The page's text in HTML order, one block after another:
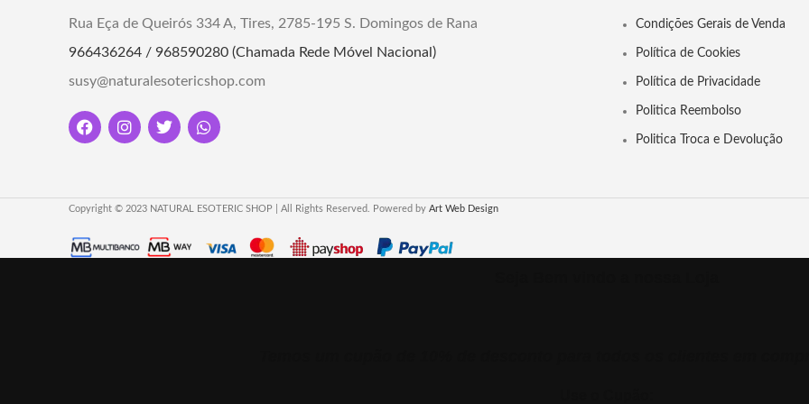
Aproveite a magia ao seu
encantamentos de todo o
Rua Eça de Queirós 334 A, Tires, 2785-195 S. Domingos de Rana
966436264 / 968590280 (Chamada Rede Móvel Nacional)
susy@naturalesotericshop.com
Condições Gerais de Venda
Política de Cookies
Política de Privacidade
Politica Reembolso
Politica Troca e Devolução
Copyright © 2023 NATURAL ESOTERIC SHOP | All Rights Reserved. Powered by Art Web Design